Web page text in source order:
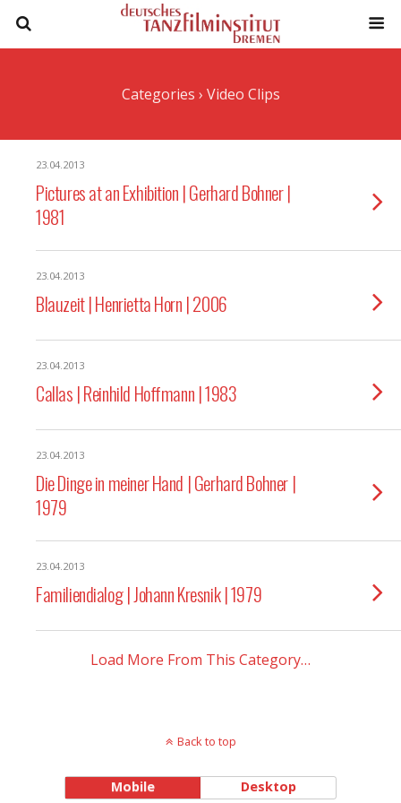
Categories › Video Clips
23.04.2013
Pictures at an Exhibition | Gerhard Bohner |
1981
23.04.2013
Blauzeit | Henrietta Horn | 2006
23.04.2013
Callas | Reinhild Hoffmann | 1983
23.04.2013
Die Dinge in meiner Hand | Gerhard Bohner |
1979
23.04.2013
Familiendialog | Johann Kresnik | 1979
Load More From This Category…
Back to top
Mobile Desktop